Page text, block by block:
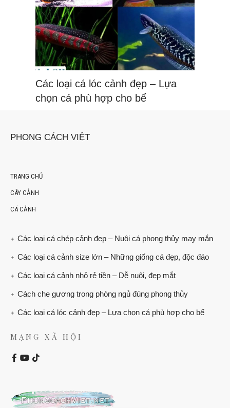
Các loại cá lóc cảnh đẹp – Lựa
chọn cá phù hợp cho bể
PHONG CÁCH VIỆT
TRANG CHỦ
CÂY CẢNH
CÁ CẢNH
Các loại cá chép cảnh đẹp – Nuôi cá phong thủy may mắn
Các loại cá cảnh size lớn – Những giống cá đẹp, độc đáo
Các loại cá cảnh nhỏ rẻ tiền – Dễ nuôi, đẹp mắt
Cách che gương trong phòng ngủ đúng phong thủy
Các loại cá lóc cảnh đẹp – Lựa chọn cá phù hợp cho bể
MẠNG XÃ HỘI